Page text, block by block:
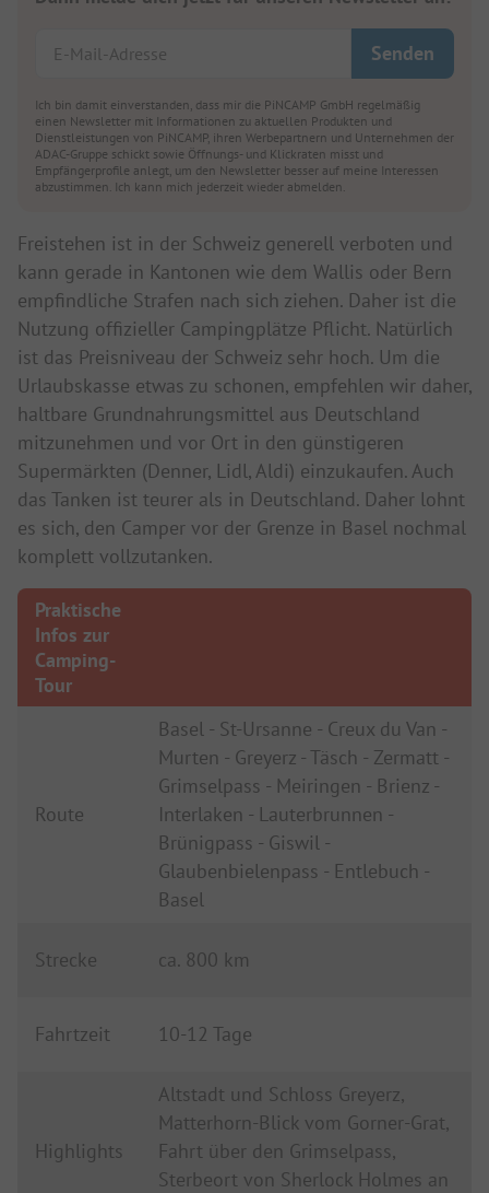
Ich bin damit einverstanden, dass mir die PiNCAMP GmbH regelmäßig
einen Newsletter mit Informationen zu aktuellen Produkten und
Dienstleistungen von PiNCAMP, ihren Werbepartnern und Unternehmen der
ADAC-Gruppe schickt sowie Öffnungs- und Klickraten misst und
Empfängerprofile anlegt, um den Newsletter besser auf meine Interessen
abzustimmen. Ich kann mich jederzeit wieder abmelden.
Freistehen ist in der Schweiz generell verboten und
kann gerade in Kantonen wie dem Wallis oder Bern
empfindliche Strafen nach sich ziehen. Daher ist die
Nutzung offizieller Campingplätze Pflicht. Natürlich
ist das Preisniveau der Schweiz sehr hoch. Um die
Urlaubskasse etwas zu schonen, empfehlen wir daher,
haltbare Grundnahrungsmittel aus Deutschland
mitzunehmen und vor Ort in den günstigeren
Supermärkten (Denner, Lidl, Aldi) einzukaufen. Auch
das Tanken ist teurer als in Deutschland. Daher lohnt
es sich, den Camper vor der Grenze in Basel nochmal
komplett vollzutanken.
Praktische
Infos zur
Camping-
Tour
Route
Basel - St-Ursanne - Creux du Van -
Murten - Greyerz - Täsch - Zermatt -
Grimselpass - Meiringen - Brienz -
Interlaken - Lauterbrunnen -
Brünigpass - Giswil -
Glaubenbielenpass - Entlebuch -
Basel
Strecke ca. 800 km
Fahrtzeit 10-12 Tage
Highlights
Altstadt und Schloss Greyerz,
Matterhorn-Blick vom Gorner-Grat,
Fahrt über den Grimselpass,
Sterbeort von Sherlock Holmes an